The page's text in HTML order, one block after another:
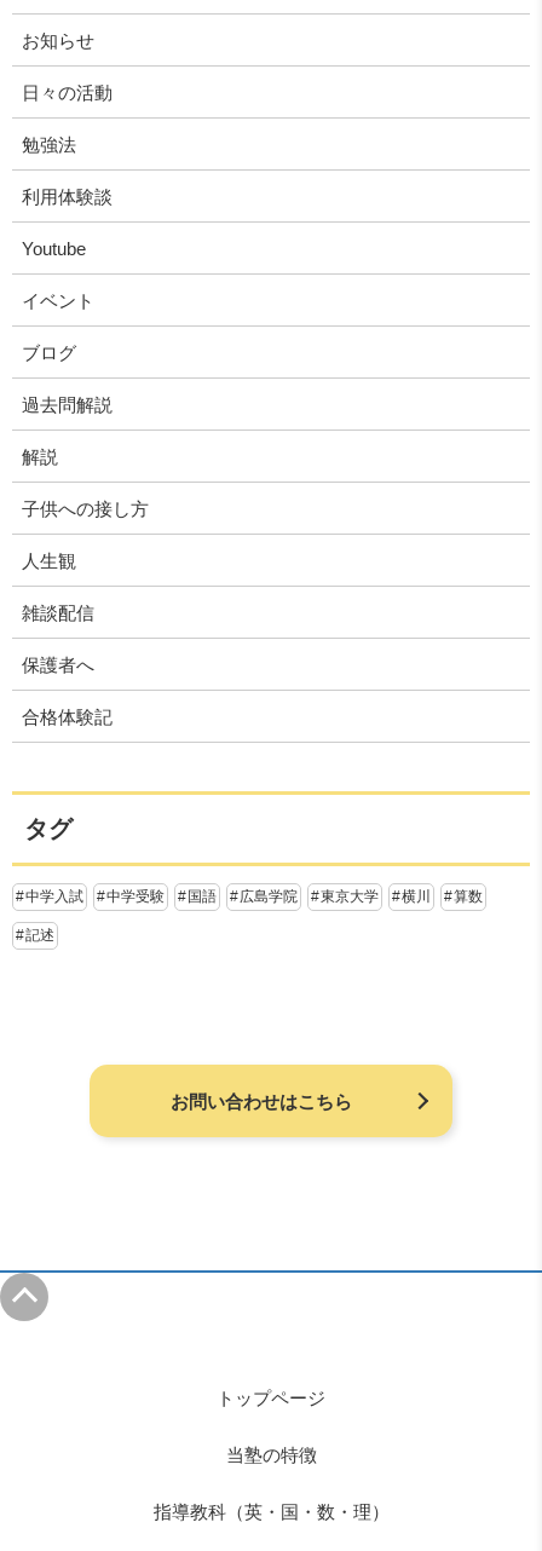
お知らせ
日々の活動
勉強法
利用体験談
Youtube
イベント
ブログ
過去問解説
解説
子供への接し方
人生観
雑談配信
保護者へ
合格体験記
タグ
中学入試 中学受験 国語 広島学院 東京大学 横川 算数
記述
お問い合わせはこちら
トップページ
当塾の特徴
指導教科（英・国・数・理）